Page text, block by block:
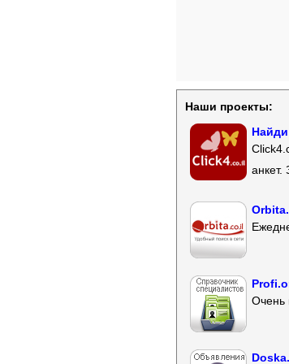
Наши проекты:
анкет.
Очень